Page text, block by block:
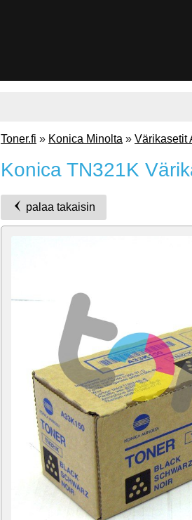
Toner.fi » Konica Minolta » Värikasetit
Konica TN321K
palaa takaisin